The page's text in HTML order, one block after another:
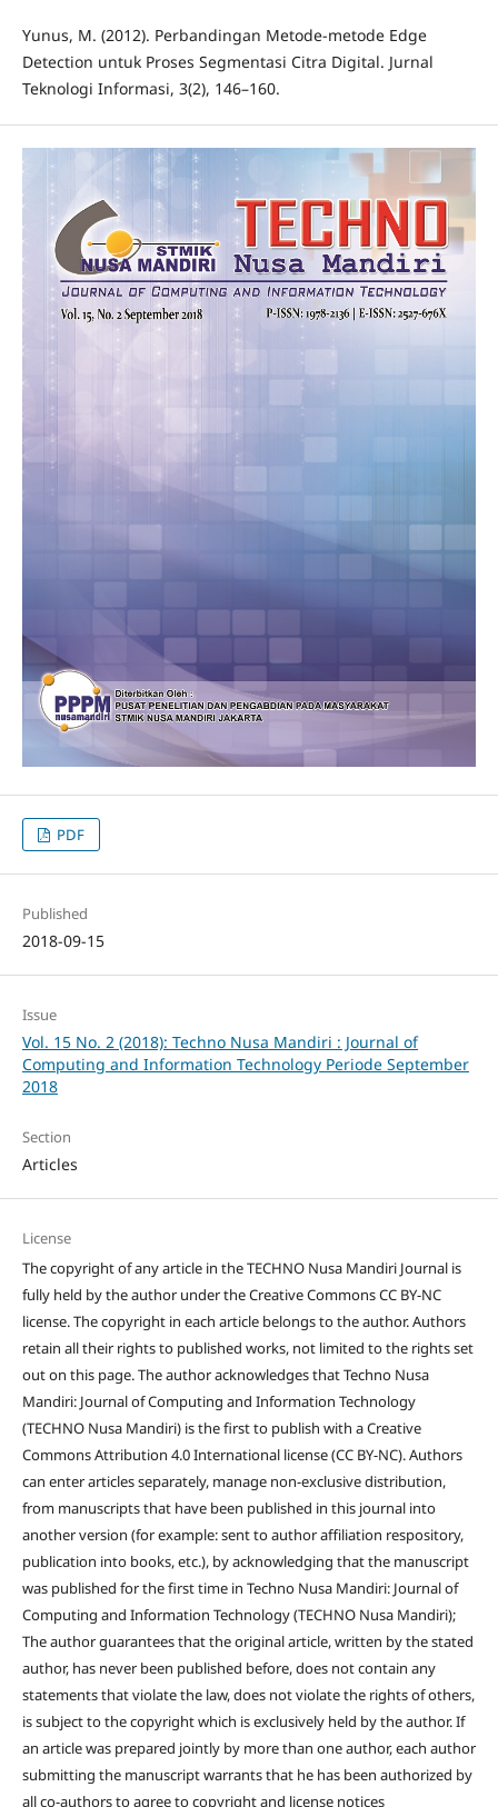
Yunus, M. (2012). Perbandingan Metode-metode Edge
Detection untuk Proses Segmentasi Citra Digital. Jurnal
Teknologi Informasi, 3(2), 146–160.
PDF
Published
2018-09-15
Issue
Vol. 15 No. 2 (2018): Techno Nusa Mandiri : Journal of
Computing and Information Technology Periode September
2018
Section
Articles
License
The copyright of any article in the TECHNO Nusa Mandiri Journal is
fully held by the author under the Creative Commons CC BY-NC
license. The copyright in each article belongs to the author. Authors
retain all their rights to published works, not limited to the rights set
out on this page. The author acknowledges that Techno Nusa
Mandiri: Journal of Computing and Information Technology
(TECHNO Nusa Mandiri) is the first to publish with a Creative
Commons Attribution 4.0 International license (CC BY-NC). Authors
can enter articles separately, manage non-exclusive distribution,
from manuscripts that have been published in this journal into
another version (for example: sent to author affiliation respository,
publication into books, etc.), by acknowledging that the manuscript
was published for the first time in Techno Nusa Mandiri: Journal of
Computing and Information Technology (TECHNO Nusa Mandiri);
The author guarantees that the original article, written by the stated
author, has never been published before, does not contain any
statements that violate the law, does not violate the rights of others,
is subject to the copyright which is exclusively held by the author. If
an article was prepared jointly by more than one author, each author
submitting the manuscript warrants that he has been authorized by
all co-authors to agree to copyright and license notices